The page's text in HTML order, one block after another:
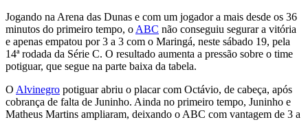
Jogando na Arena das Dunas e com um jogador a mais desde os 36
minutos do primeiro tempo, o ABC não conseguiu segurar a vitória
e apenas empatou por 3 a 3 com o Maringá, neste sábado 19, pela
14ª rodada da Série C. O resultado aumenta a pressão sobre o time
potiguar, que segue na parte baixa da tabela.
O Alvinegro potiguar abriu o placar com Octávio, de cabeça, após
cobrança de falta de Juninho. Ainda no primeiro tempo, Juninho e
Matheus Martins ampliaram, deixando o ABC com vantagem de 3 a